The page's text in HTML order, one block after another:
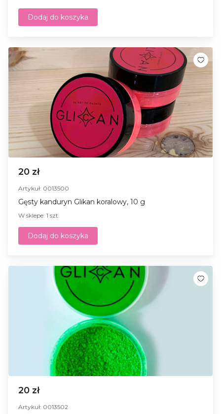
Dodaj do koszyka
20 zł
Artykuł: 0013500
Gęsty kanduryn Glikan koralowy, 10 g
W sklepe: 1 szt.
Dodaj do koszyka
20 zł
Artykuł: 0013502